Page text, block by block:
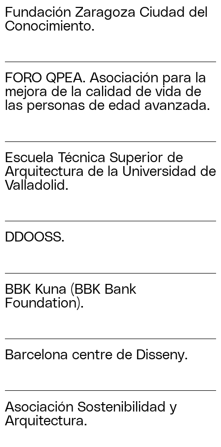
Fundación Zaragoza Ciudad del
Conocimiento.
FORO QPEA. Asociación para la
mejora de la calidad de vida de
las personas de edad avanzada.
Escuela Técnica Superior de
Arquitectura de la Universidad de
Valladolid.
DDOOSS.
BBK Kuna (BBK Bank
Foundation).
Barcelona centre de Disseny.
Asociación Sostenibilidad y
Arquitectura.